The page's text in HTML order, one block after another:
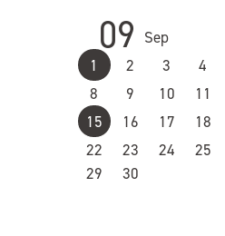
09
Sep
1
2 3 4
8
9 10 11
15
16 17 18
22
23 24 25
29
30